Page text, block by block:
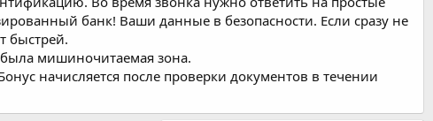
банк! Ваши данные в безопасности. Если сразу не
быстрей.
была мишиночитаемая зона.
начисляется после проверки документов в течении